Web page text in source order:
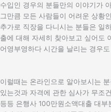
수입인 경우의 분들만의 이야기가
그만큼 모든 사람들이 어려운 상황
추가로 직장을 다니시는 분들은 일
출에 대해 자세히 찾아보고 싶어도
어영부영하다 시간을 날리는 경우
이럴때는 온라인으로 알아보시는
있는것과 자격에 관한 심사가 무조
등등 은행사 100만원소액대출 대